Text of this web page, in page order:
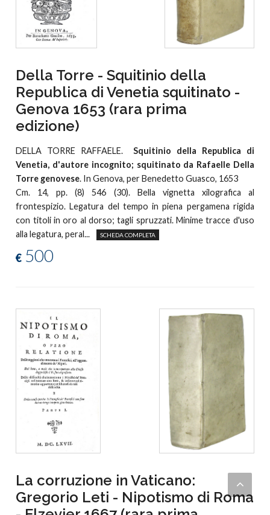
Della Torre - Squitinio della
Republica di Venetia squitinato -
Genova 1653 (rara prima
edizione)
DELLA TORRE RAFFAELE.
Squitinio della Republica di
Venetia, d'autore incognito; squitinato da Rafaelle Della
Torre genovese. In Genova, per Benedetto Guasco, 1653
Cm. 14, pp. (8) 546 (30). Bella vignetta xilografica al
frontespizio. Legatura del tempo in piena pergamena rigida
con titoli in oro al dorso; tagli spruzzati. Minime tracce d'uso
alla legatura, peral...
SCHEDA COMPLETA
€ 500
La corruzione in Vaticano:
Gregorio Leti - Nipotismo di Roma